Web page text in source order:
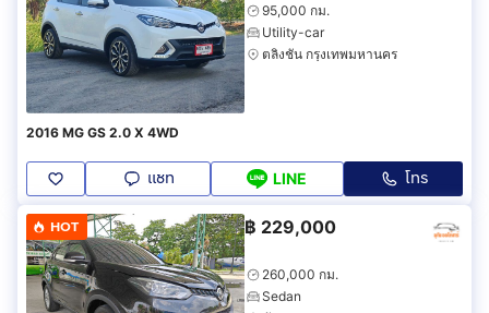
95,000 กม.
Utility-car
ตลิ่งชัน กรุงเทพมหานคร
2016 MG GS 2.0 X 4WD
แชท LINE โทร
HOT ฿ 229,000
260,000 กม.
Sedan